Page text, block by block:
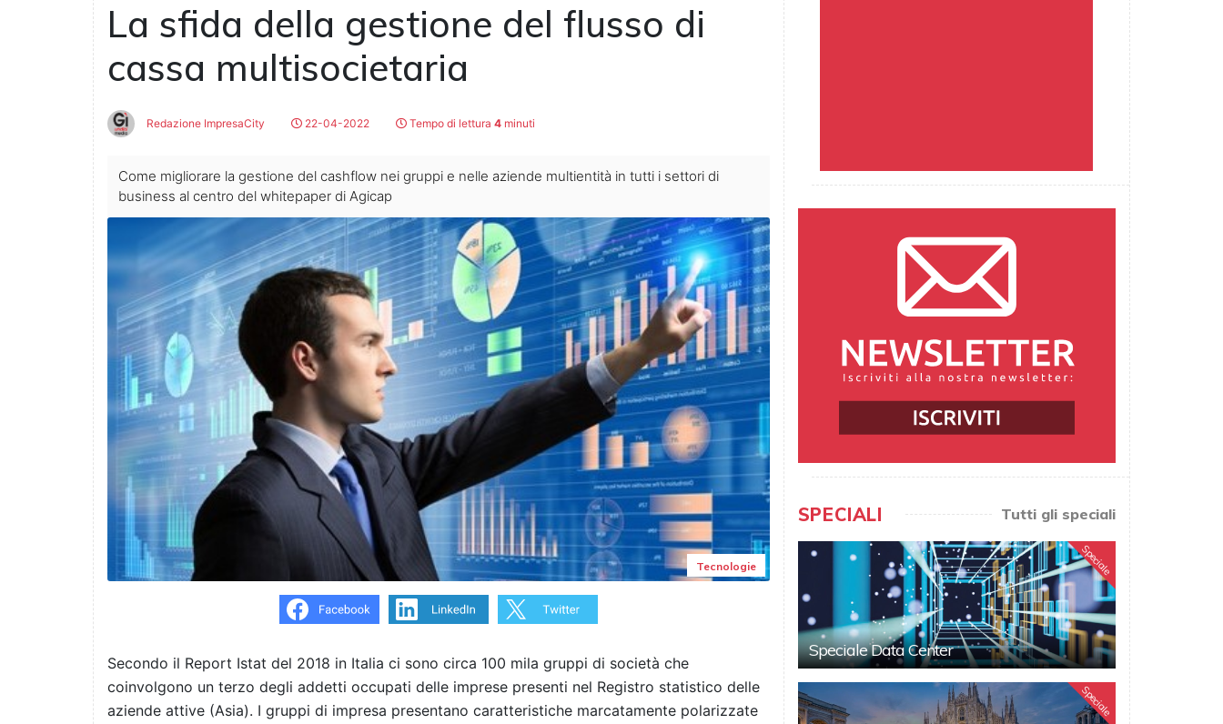
La sfida della gestione del flusso di
cassa multisocietaria
Redazione ImpresaCity 22-04-2022 Tempo di lettura 4 minuti
Come migliorare la gestione del cashflow nei gruppi e nelle aziende multientità in tutti i settori di
business al centro del whitepaper di Agicap
Tecnologie
Secondo il Report Istat del 2018 in Italia ci sono circa 100 mila gruppi di società che
coinvolgono un terzo degli addetti occupati delle imprese presenti nel Registro statistico delle
aziende attive (Asia). I gruppi di impresa presentano caratteristiche marcatamente polarizzate
SPECIALI Tutti gli speciali
Speciale
Speciale Data Center
Speciale